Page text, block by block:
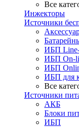
Все
Инжекторы
Источники
ИБП
ИБП On-
ИБП
ИБП для
Все
Источники
АКБ
Блоки
ИБП